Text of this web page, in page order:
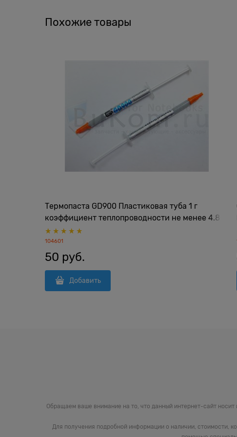
Похожие товары
Термопаста GD900 Пластиковая туба 1 г
коэффициент теплопроводности не менее 4.8
Вт/м*K
104601
50 руб.
Добавить
Обращаем ваше внимание на то, что данный интернет-сайт
Для получения подробной информации о наличии, стоимости,